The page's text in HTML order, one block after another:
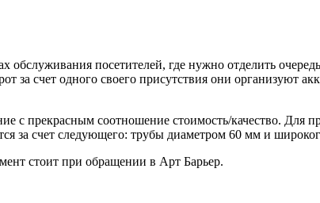
посетителей, где нужно отделить
за счет одного своего присутствия они организуют
прекрасным соотношение стоимость/качество. Для
за счет следующего: трубы диаметром 60 мм и
стоит при обращении в Арт Барьер.